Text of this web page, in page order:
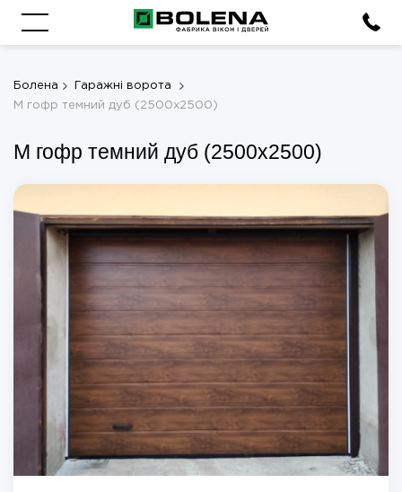
Болена
Гаражні ворота
M гофр темний дуб (2500х2500)
M гофр темний дуб (2500х2500)